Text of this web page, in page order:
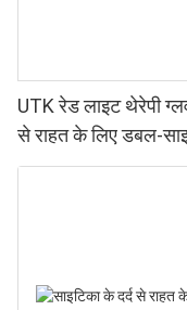
UTK रेड लाइट थेरेपी
से राहत के लिए डबल-
प्रदर्शन वाले 660